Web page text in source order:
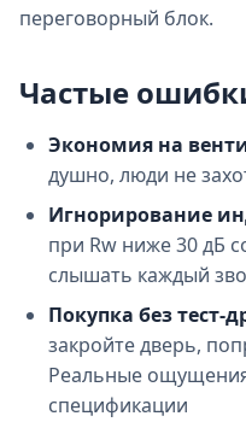
переговорный блок.
Частые
Экономия на
душно, люди не
Игнорирование
при Rw ниже 30 дБ
слышать каждый
Покупка без
закройте дверь,
Реальные
спецификации